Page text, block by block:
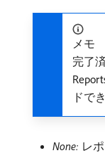
メモ
完了
ドで
None: レ